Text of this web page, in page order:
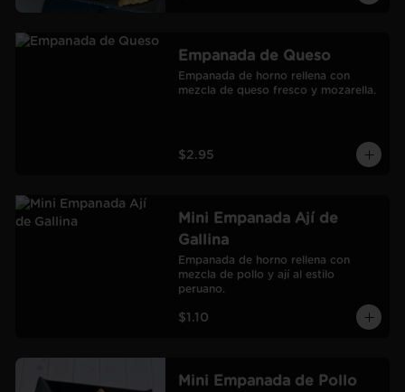
Empanada de Queso
Empanada de horno rellena con
mezcla de queso fresco y mozarella.
$2.95
Mini Empanada Ají de
Gallina
Empanada de horno rellena con
mezcla de pollo y ají al estilo
peruano.
$1.10
Mini Empanada de Pollo